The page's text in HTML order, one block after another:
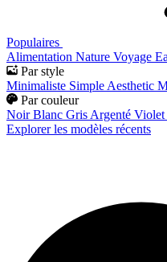
Populaires
Alimentation Nature Voyage
Par style
Minimaliste Simple Aesthetic
Par couleur
Noir Blanc Gris Argenté Violet
Explorer les modèles récents